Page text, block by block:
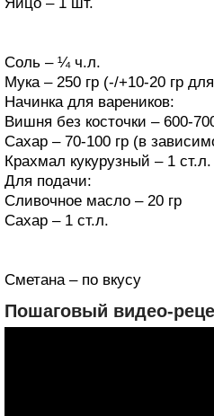
Соль – ¼ ч.л.
Мука – 250 гр (-/+10-20 гр
Начинка для вареников:
Вишня без косточки – 600-
Сахар – 70-100 гр (в
Крахмал кукурузный – 1 ст.л.
Для подачи:
Сливочное масло – 20 гр
Сахар – 1 ст.л.
Сметана – по вкусу
Пошаговый видео-